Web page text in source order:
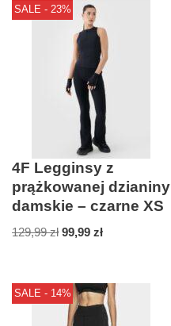
SALE - 23%
4F Legginsy z
prążkowanej dzianiny
damskie – czarne XS
129,99zł 99,99 zł
SALE - 14%